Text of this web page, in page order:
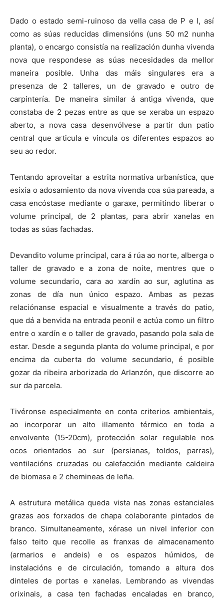
Dado o estado semi-ruinoso da vella casa de P e I, así
como as súas reducidas dimensións (uns 50 m2 nunha
planta), o encargo consistía na realización dunha vivenda
nova que respondese as súas necesidades da mellor
maneira posible. Unha das máis singulares era a
presenza de 2 talleres, un de gravado e outro de
carpintería. De maneira similar á antiga vivenda, que
constaba de 2 pezas entre as que se xeraba un espazo
aberto, a nova casa desenvólvese a partir dun patio
central que articula e vincula os diferentes espazos ao
seu ao redor.
Tentando aproveitar a estrita normativa urbanística, que
esixía o adosamiento da nova vivenda coa súa pareada, a
casa encóstase mediante o garaxe, permitindo liberar o
volume principal, de 2 plantas, para abrir xanelas en
todas as súas fachadas.
Devandito volume principal, cara á rúa ao norte, alberga o
taller de gravado e a zona de noite, mentres que o
volume secundario, cara ao xardín ao sur, aglutina as
zonas de día nun único espazo. Ambas as pezas
relaciónanse espacial e visualmente a través do patio,
que dá a benvida na entrada peonil e actúa como un filtro
entre o xardín e o taller de gravado, pasando pola sala de
estar. Desde a segunda planta do volume principal, e por
encima da cuberta do volume secundario, é posible
gozar da ribeira arborizada do Arlanzón, que discorre ao
sur da parcela.
Tivéronse especialmente en conta criterios ambientais,
ao incorporar un alto illamento térmico en toda a
envolvente (15-20cm), protección solar regulable nos
ocos orientados ao sur (persianas, toldos, parras),
ventilacións cruzadas ou calefacción mediante caldeira
de biomasa e 2 chemineas de leña.
A estrutura metálica queda vista nas zonas estanciales
grazas aos forxados de chapa colaborante pintados de
branco. Simultaneamente, xérase un nivel inferior con
falso teito que recolle as franxas de almacenamento
(armarios e andeis) e os espazos húmidos, de
instalacións e de circulación, tomando a altura dos
dinteles de portas e xanelas. Lembrando as vivendas
orixinais, a casa ten fachadas encaladas en branco,